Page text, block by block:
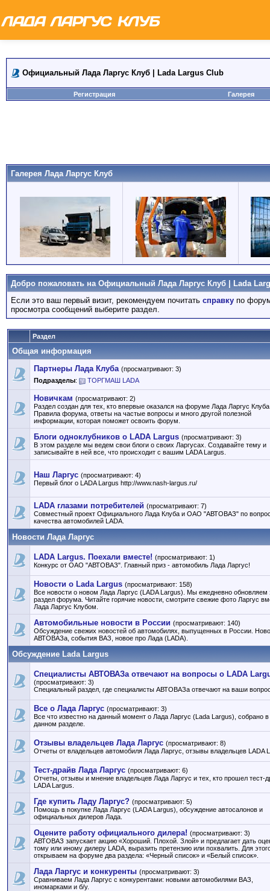
Официальный Лада Ларгус Клуб | Lada Largus Club
Регистрация Галерея
Галерея Лада Ларгус Клуб
Добро пожаловать на Официальный Лада Ларгус Клуб | Lada
Если это ваш первый визит, рекомендуем почитать справку по
просмотра сообщений выберите раздел.
Раздел
Общая информация
Партнеры Лада Клуба (просматривают: 3)
Подразделы: ТОРГМАШ LADA
Новичкам (просматривают: 2)
Раздел создан для тех, кто впервые оказался на форуме Лада Ларгус
Правила форума, ответы на частые вопросы и много другой полезной
информации, которая поможет освоить форум.
Блоги одноклубников о LADA Largus (просматривают: 3)
В этом разделе мы ведем свои блоги о своих Ларгусах. Создавайте тему и
записывайте в ней все, что происходит с вашим LADA Largus.
Наш Ларгус (просматривают: 4)
Первый блог о LADA Largus http://www.nash-largus.ru/
LADA глазами потребителей (просматривают: 7)
Совместный проект Официального Лада Клуба и ОАО "АВТОВАЗ" по
качества автомобилей LADA.
Новости Лада Ларгус
LADA Largus. Поехали вместе! (просматривают: 1)
Конкурс от ОАО "АВТОВАЗ". Главный приз - автомобиль Лада Ларгус!
Новости о Lada Largus (просматривают: 158)
Все новости о новом Лада Ларгус (LADA Largus). Мы ежедневно обновляем
раздел форума. Читайте горячие новости, смотрите свежие фото Ларгус
Лада Ларгус Клубом.
Автомобильные новости в России (просматривают: 140)
Обсуждение свежих новостей об автомобилях, выпущенных в России.
АВТОВАЗа, события ВАЗ, новое про Лада (LADA).
Обсуждение Lada Largus
Специалисты АВТОВАЗа отвечают на вопросы о LADA
(просматривают: 3)
Специальный раздел, где специалисты АВТОВАЗа отвечают на ваши
Все о Лада Ларгус (просматривают: 3)
Все что известно на данный момент о Лада Ларгус (Lada Largus), собрано в
данном разделе.
Отзывы владельцев Лада Ларгус (просматривают: 8)
Отчеты от владельцев автомобиля Лада Ларгус, отзывы владельцев LADA
Тест-драйв Лада Ларгус (просматривают: 6)
Отчеты, отзывы и мнение владельцев Лада Ларгус и тех, кто прошел тест-
LADA Largus.
Где купить Ладу Ларгус? (просматривают: 5)
Помощь в покупке Лада Ларгус (LADA Largus), обсуждение автосалонов и
официальных дилеров Лада.
Оцените работу официального дилера! (просматривают: 3)
АВТОВАЗ запускает акцию «Хороший. Плохой. Злой» и предлагает дать
тому или иному дилеру LADA, выразить претензию или похвалить. Для
открываем на форуме два раздела: «Черный список» и «Белый список».
Лада Ларгус и конкуренты (просматривают: 3)
Сравниваем Лада Ларгус с конкурентами: новыми автомобилями ВАЗ,
иномарками и б/у.